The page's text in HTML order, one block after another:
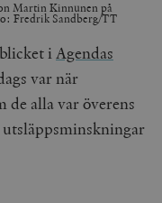
Martin Kinnunen på
Fredrik Sandberg/TT
iAgendas
var när
alla var överens
utsläppsminskningar